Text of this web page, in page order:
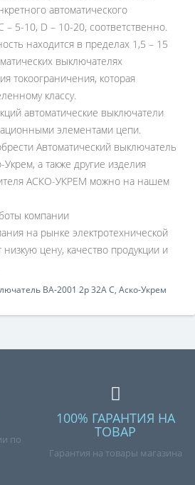
автоматического
– 5-10, D – 10-20, соответственно.
находится в пределах 1,5 – 15
выключателях
токоограничения, которая
классу.
автоматические выключатели
элементами цепи.
Автоматический выключатель
а также другие изделия
АСКО-УКРЕМ можно на нашем
компании
на рынке электротехнической
низкую цену, качество продукции и
ВА-2001 2р 32А С, Аско-Укрем
по
100% ГАРАНТИЯ НА
ТОВАР
Гарантия на товары магазина